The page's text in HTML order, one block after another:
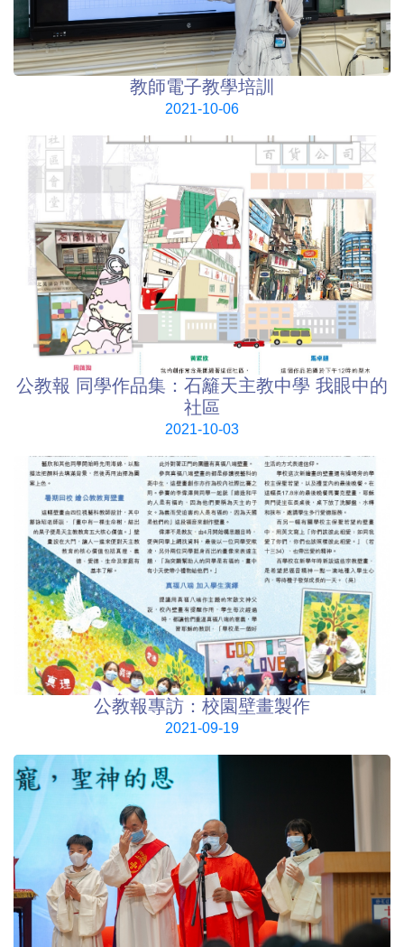
教師電子教學培訓
2021-10-06
公教報 同學作品集：石籬天主教中學 我眼中的
社區
2021-10-03
公教報專訪：校園壁畫製作
2021-09-19